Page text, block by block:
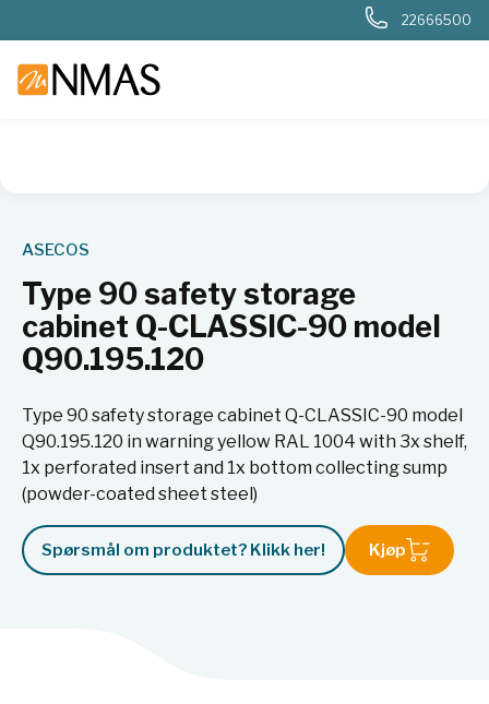
22666500
ASECOS
Type 90 safety storage
cabinet Q-CLASSIC-90 model
Q90.195.120
Type 90 safety storage cabinet Q-CLASSIC-90 model
Q90.195.120 in warning yellow RAL 1004 with 3x shelf,
1x perforated insert and 1x bottom collecting sump
(powder-coated sheet steel)
Spørsmål om produktet? Klikk her! Kjøp